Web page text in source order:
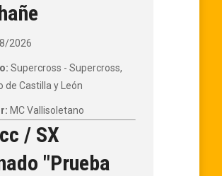
2026
Supercross - Supercross,
de Castilla y León
MC Vallisoletano
/ SX
"Prueba